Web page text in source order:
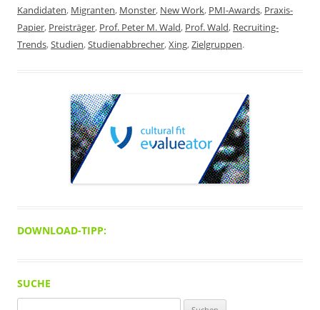
Kandidaten, Migranten, Monster, New Work, PMI-Awards, Praxis-
Papier, Preisträger, Prof. Peter M. Wald, Prof. Wald, Recruiting-
Trends,Studien,Studienabbrecher,Xing,Zielgruppen.
DOWNLOAD-TIPP:
SUCHE